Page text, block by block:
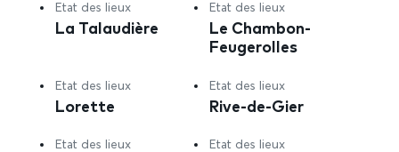
Etat des lieux
La Talaudière
Etat des lieux
Le Chambon-
Feugerolles
Etat des lieux
Lorette
Etat des lieux
Rive-de-Gier
Etat des lieux Etat des lieux